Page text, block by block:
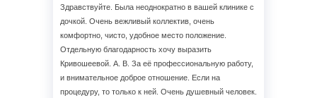
Здравствуйте. Была неоднократно в вашей клинике с
дочкой. Очень вежливый коллектив, очень
комфортно, чисто, удобное место положение.
Отдельную благодарность хочу выразить
Кривошеевой. А. В. За её профессиональную работу,
и внимательное доброе отношение. Если на
процедуру, то только к ней. Очень душевный человек.